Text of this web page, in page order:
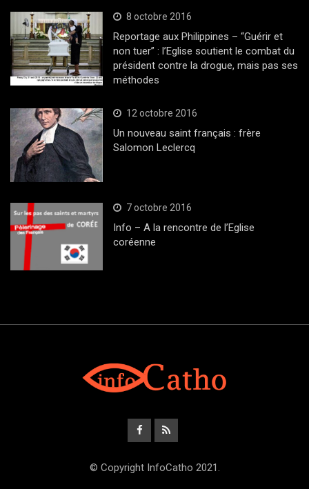
8 octobre 2016
Reportage aux Philippines – “Guérir et
non tuer” : l’Eglise soutient le combat du
président contre la drogue, mais pas ses
méthodes
12 octobre 2016
Un nouveau saint français : frère
Salomon Leclercq
7 octobre 2016
Info – A la rencontre de l’Eglise
coréenne
© Copyright InfoCatho 2021.